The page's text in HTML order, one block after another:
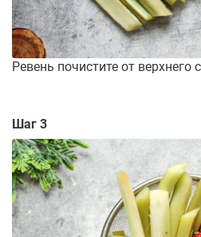
Ревень почистите от верхнего
Шаг 3